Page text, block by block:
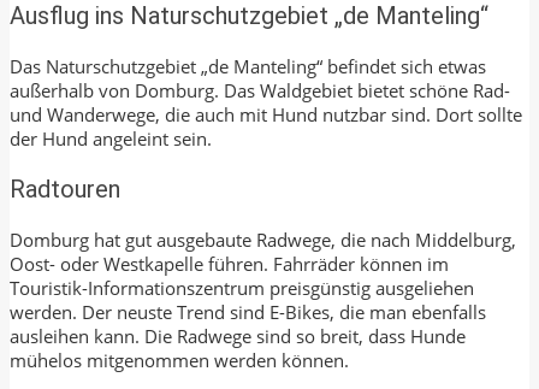
Ausflug ins Naturschutzgebiet „de Manteling“
Das Naturschutzgebiet „de Manteling“ befindet sich etwas
außerhalb von Domburg. Das Waldgebiet bietet schöne Rad-
und Wanderwege, die auch mit Hund nutzbar sind. Dort sollte
der Hund angeleint sein.
Radtouren
Domburg hat gut ausgebaute Radwege, die nach Middelburg,
Oost- oder Westkapelle führen. Fahrräder können im
Touristik-Informationszentrum preisgünstig ausgeliehen
werden. Der neuste Trend sind E-Bikes, die man ebenfalls
ausleihen kann. Die Radwege sind so breit, dass Hunde
mühelos mitgenommen werden können.